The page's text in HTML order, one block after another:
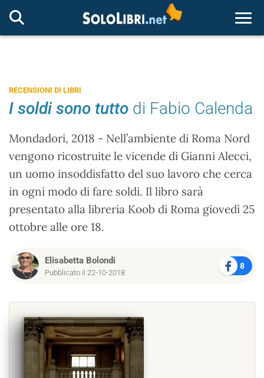
RECENSIONI DI LIBRI
I soldi sono tutto di Fabio Calenda
Mondadori, 2018 - Nell’ambiente di Roma Nord
vengono ricostruite le vicende di Gianni Alecci,
un uomo insoddisfatto del suo lavoro che cerca
in ogni modo di fare soldi. Il libro sarà
presentato alla libreria Koob di Roma giovedì 25
ottobre alle ore 18.
Elisabetta Bolondi
Pubblicato il 22-10-2018
8